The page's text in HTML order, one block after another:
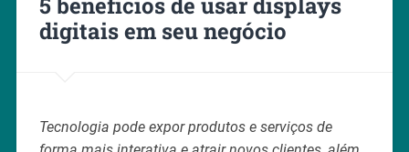
digitais em seu negócio
Tecnologia pode expor produtos e serviços de